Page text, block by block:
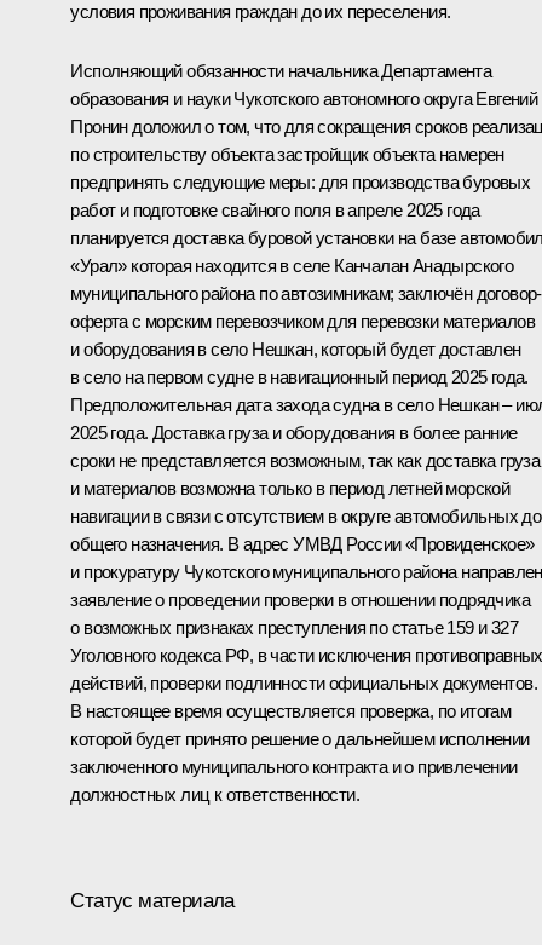
условия проживания граждан до их переселения.
Исполняющий обязанности начальника Департамента
образования и науки Чукотского автономного округа Евгений
Пронин доложил о том, что для сокращения сроков
по строительству объекта застройщик объекта намерен
предпринять следующие меры: для производства буровых
работ и подготовке свайного поля в апреле 2025 года
планируется доставка буровой установки на базе
«Урал» которая находится в селе Канчалан Анадырского
муниципального района по автозимникам; заключён договор-
оферта с морским перевозчиком для перевозки материалов
и оборудования в село Нешкан, который будет доставлен
в село на первом судне в навигационный период 2025 года.
Предположительная дата захода судна в село Нешкан –
2025 года. Доставка груза и оборудования в более ранние
сроки не представляется возможным, так как доставка груза
и материалов возможна только в период летней морской
навигации в связи с отсутствием в округе автомобильных
общего назначения. В адрес УМВД России «Провиденское»
и прокуратуру Чукотского муниципального района
заявление о проведении проверки в отношении подрядчика
о возможных признаках преступления по статье 159 и 327
Уголовного кодекса РФ, в части исключения противоправных
действий, проверки подлинности официальных документов.
В настоящее время осуществляется проверка, по итогам
которой будет принято решение о дальнейшем исполнении
заключенного муниципального контракта и о привлечении
должностных лиц к ответственности.
Статус материала